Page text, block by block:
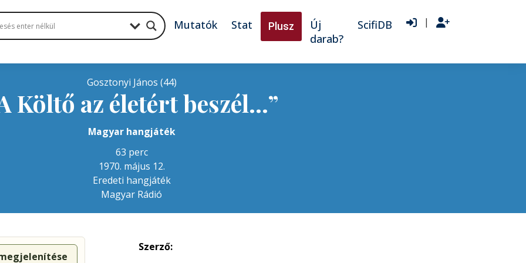
Mutatók Stat Plusz
Új
darab?
ScifiDB |
Gosztonyi János (44)
Költő az életért beszél…”
Magyar hangjáték
63 perc
1970. május 12.
Eredeti hangjáték
Magyar Rádió
Szerző: